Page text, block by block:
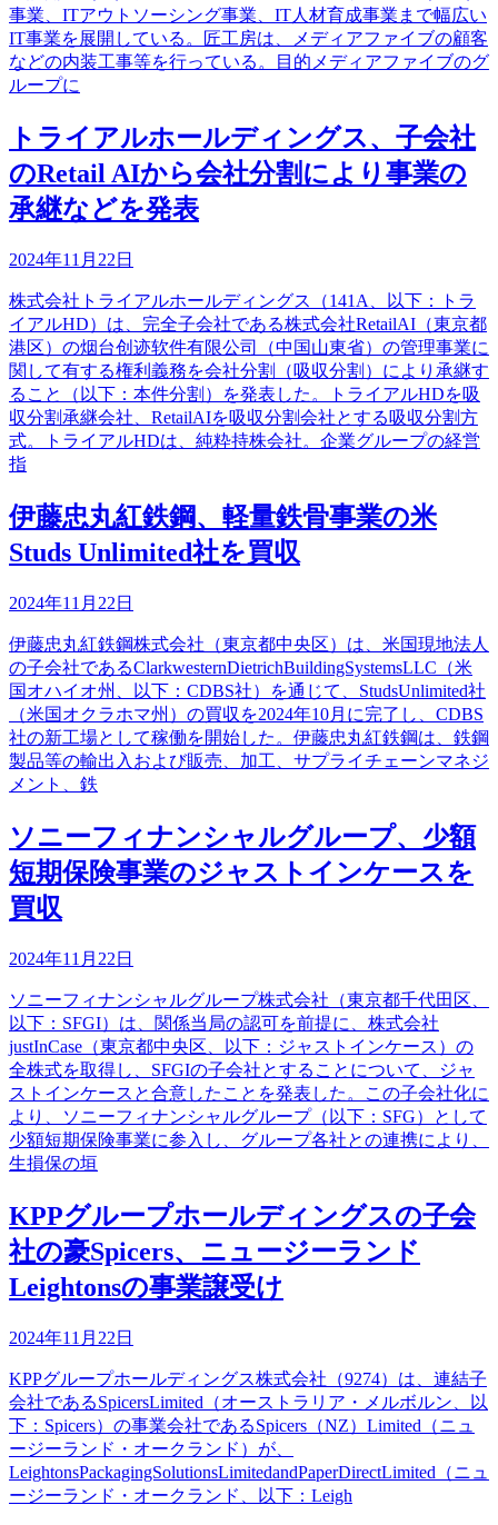
事業、ITアウトソーシング事業、IT人材育成事業まで幅広い
IT事業を展開している。匠工房は、メディアファイブの顧客
などの内装工事等を行っている。目的メディアファイブのグ
ループに
トライアルホールディングス、子会社
のRetail AIから会社分割により事業の
承継などを発表
2024年11月22日
株式会社トライアルホールディングス（141A、以下：トラ
イアルHD）は、完全子会社である株式会社RetailAI（東京都
港区）の烟台创迹软件有限公司（中国山東省）の管理事業に
関して有する権利義務を会社分割（吸収分割）により承継す
ること（以下：本件分割）を発表した。トライアルHDを吸
収分割承継会社、RetailAIを吸収分割会社とする吸収分割方
式。トライアルHDは、純粋持株会社。企業グループの経営
指
伊藤忠丸紅鉄鋼、軽量鉄骨事業の米
Studs Unlimited社を買収
2024年11月22日
伊藤忠丸紅鉄鋼株式会社（東京都中央区）は、米国現地法人
の子会社であるClarkwesternDietrichBuildingSystemsLLC（米
国オハイオ州、以下：CDBS社）を通じて、StudsUnlimited社
（米国オクラホマ州）の買収を2024年10月に完了し、CDBS
社の新工場として稼働を開始した。伊藤忠丸紅鉄鋼は、鉄鋼
製品等の輸出入および販売、加工、サプライチェーンマネジ
メント、鉄
ソニーフィナンシャルグループ、少額
短期保険事業のジャストインケースを
買収
2024年11月22日
ソニーフィナンシャルグループ株式会社（東京都千代田区、
以下：SFGI）は、関係当局の認可を前提に、株式会社
justInCase（東京都中央区、以下：ジャストインケース）の
全株式を取得し、SFGIの子会社とすることについて、ジャ
ストインケースと合意したことを発表した。この子会社化に
より、ソニーフィナンシャルグループ（以下：SFG）として
少額短期保険事業に参入し、グループ各社との連携により、
生損保の垣
KPPグループホールディングスの子会
社の豪Spicers、ニュージーランド
Leightonsの事業譲受け
2024年11月22日
KPPグループホールディングス株式会社（9274）は、連結子
会社であるSpicersLimited（オーストラリア・メルボルン、以
下：Spicers）の事業会社であるSpicers（NZ）Limited（ニュ
ージーランド・オークランド）が、
LeightonsPackagingSolutionsLimitedandPaperDirectLimited（ニュ
ージーランド・オークランド、以下：Leigh